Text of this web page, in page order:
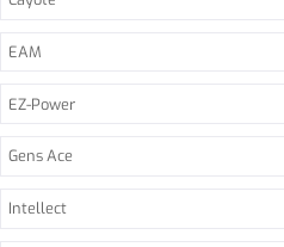
EAM
EZ-Power
Gens Ace
Intellect